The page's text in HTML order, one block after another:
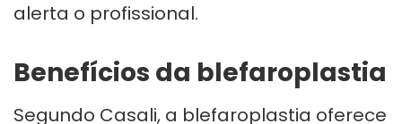
alerta o profissional.
Benefícios da blefaroplastia
Segundo Casali, a blefaroplastia oferece